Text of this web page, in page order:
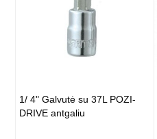
1/ 4" Galvutė su 37L POZI-
DRIVE antgaliu